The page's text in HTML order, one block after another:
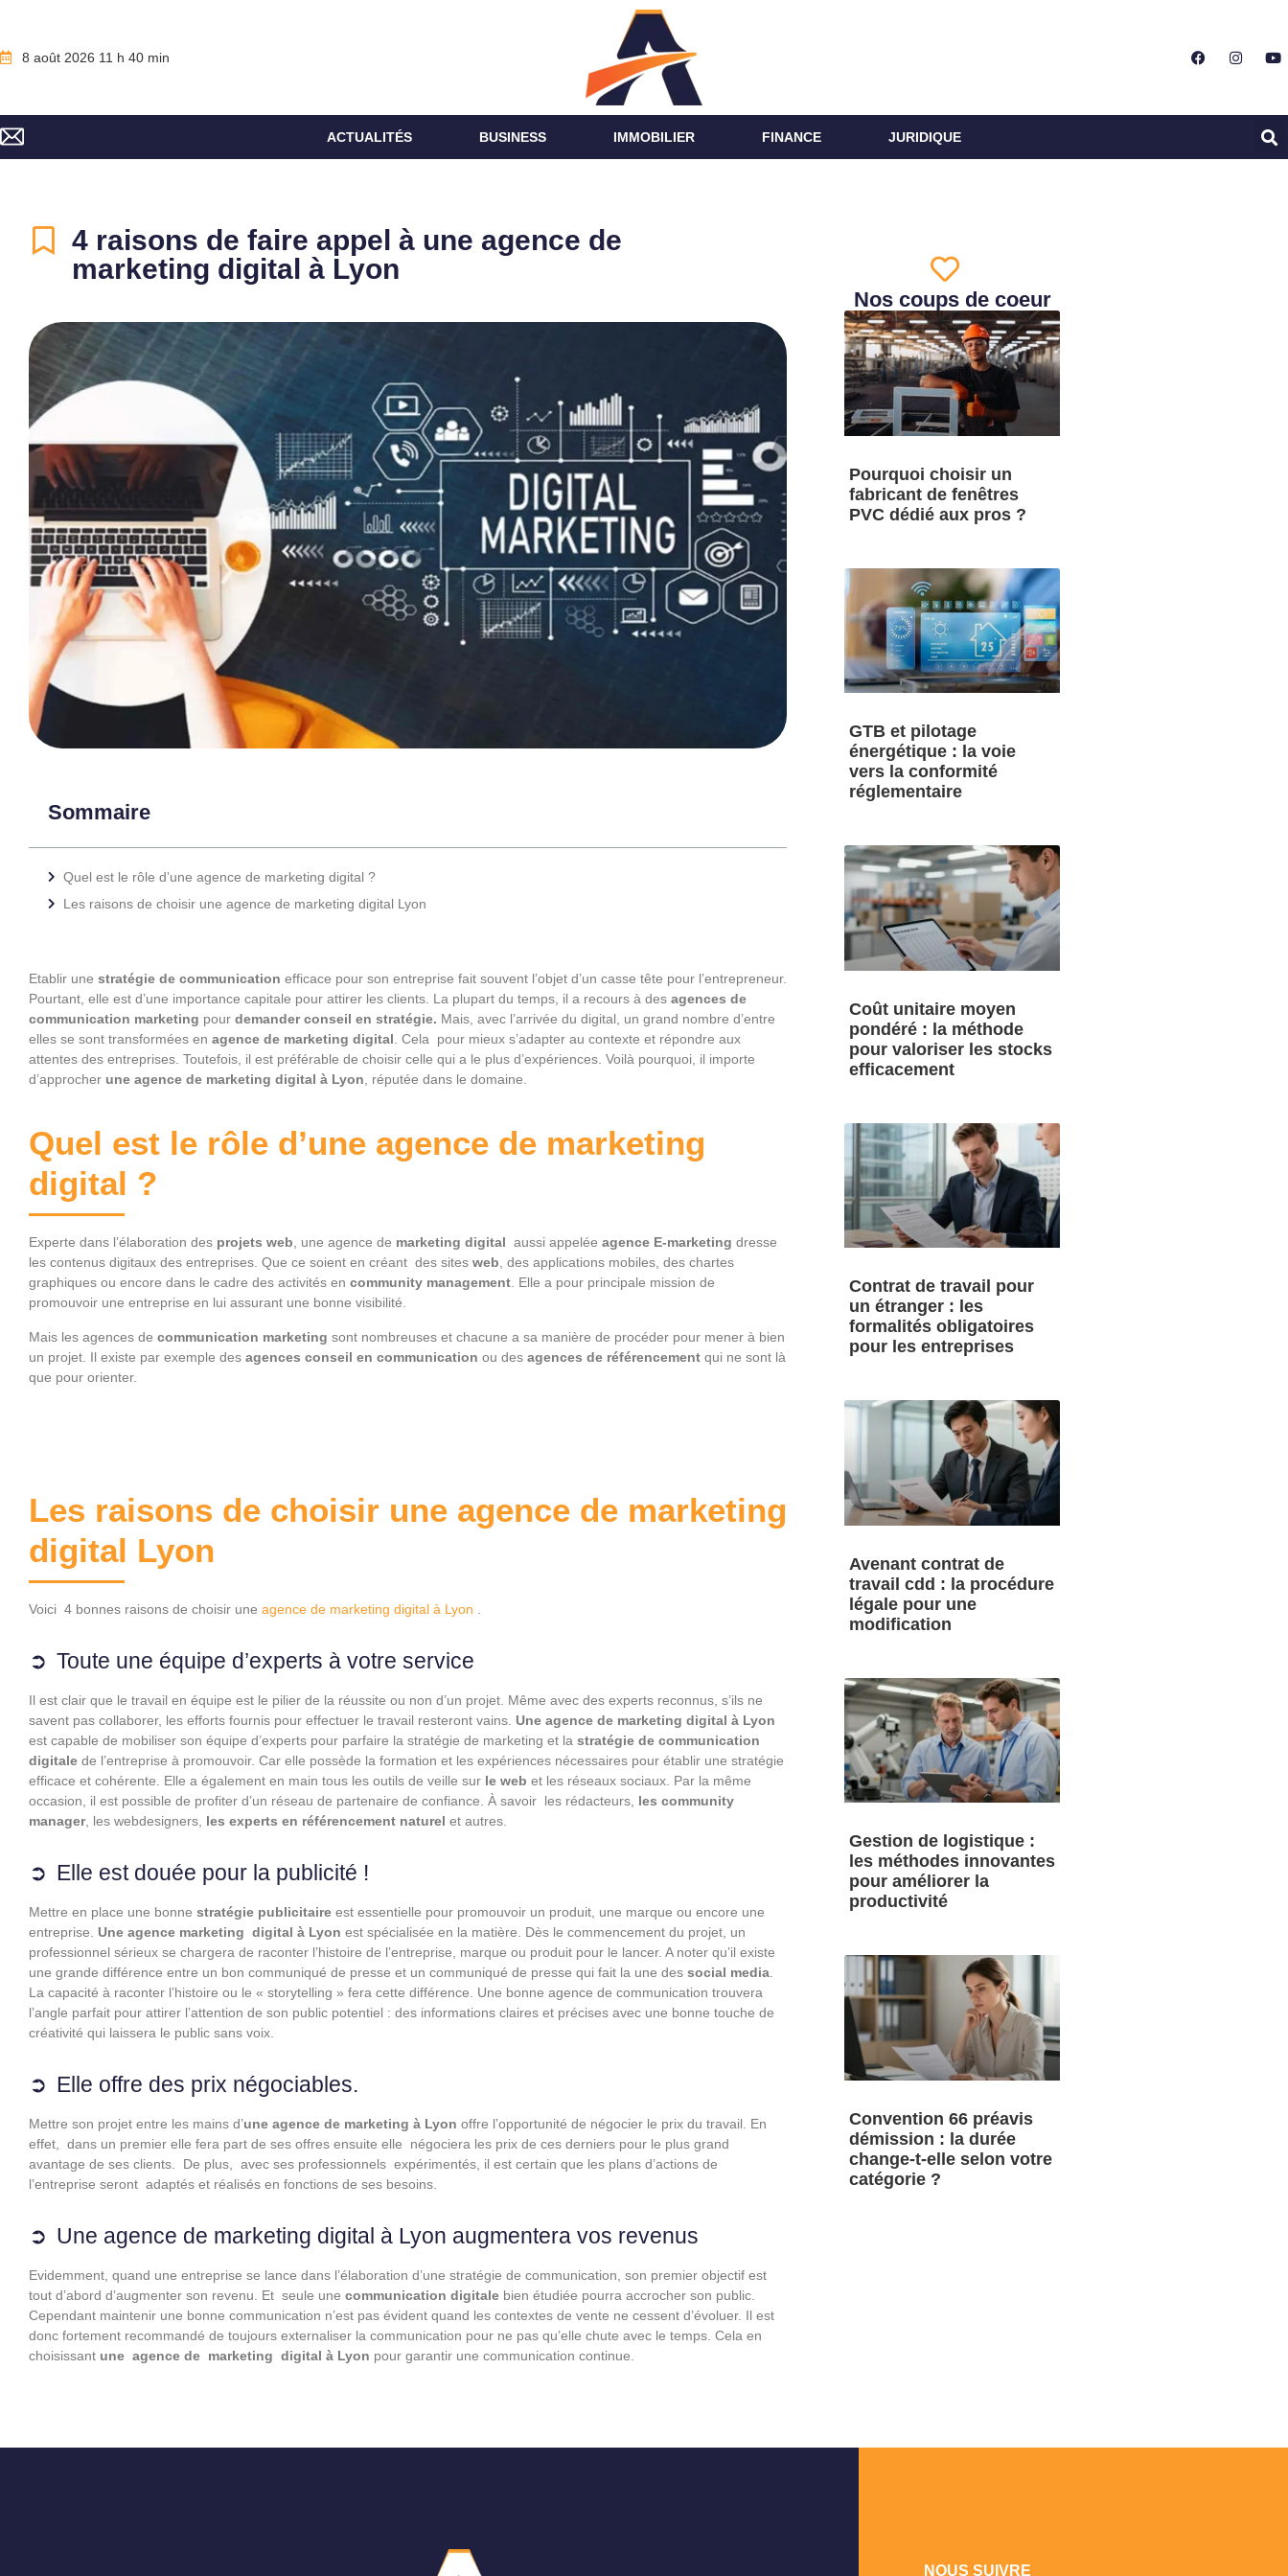
8 août 2026 11 h 40 min
ACTUALITÉS BUSINESS IMMOBILIER FINANCE JURIDIQUE
4 raisons de faire appel à une agence de
marketing digital à Lyon
Sommaire
Quel est le rôle d’une agence de marketing digital ?
Les raisons de choisir une agence de marketing digital Lyon
Etablir une stratégie de communication efficace pour son entreprise fait souvent l’objet d’un casse tête pour l’entrepreneur.
Pourtant, elle est d’une importance capitale pour attirer les clients. La plupart du temps, il a recours à des agences de
communication marketing pour demander conseil en stratégie. Mais, avec l’arrivée du digital, un grand nombre d’entre
elles se sont transformées en agence de marketing digital . Cela pour mieux s’adapter au contexte et répondre aux
attentes des entreprises. Toutefois, il est préférable de choisir celle qui a le plus d’expériences. Voilà pourquoi, il importe
d’approcher une agence de marketing digital à Lyon , réputée dans le domaine.
Quel est le rôle d’une agence de marketing
digital ?
Experte dans l’élaboration des projets web , une agence de marketing digital aussi appelée agence E-marketing dresse
les contenus digitaux des entreprises. Que ce soient en créant des sites web , des applications mobiles, des chartes
graphiques ou encore dans le cadre des activités en community management . Elle a pour principale mission de
promouvoir une entreprise en lui assurant une bonne visibilité.
Mais les agences de communication marketing sont nombreuses et chacune a sa manière de procéder pour mener à bien
un projet. Il existe par exemple des agences conseil en communication ou des agences de référencement qui ne sont là
que pour orienter.
Les raisons de choisir une agence de marketing
digital Lyon
Voici 4 bonnes raisons de choisir une agence de marketing digital à Lyon
Toute une équipe d’experts à votre service
Il est clair que le travail en équipe est le pilier de la réussite ou non d’un projet. Même avec des experts reconnus, s’ils ne
savent pas collaborer, les efforts fournis pour effectuer le travail resteront vains. Une agence de marketing digital à Lyon
est capable de mobiliser son équipe d’experts pour parfaire la stratégie de marketing et la stratégie de communication
digitale de l’entreprise à promouvoir. Car elle possède la formation et les expériences nécessaires pour établir une stratégie
efficace et cohérente. Elle a également en main tous les outils de veille sur le web et les réseaux sociaux. Par la même
occasion, il est possible de profiter d’un réseau de partenaire de confiance. À savoir les rédacteurs, les community
manager, les webdesigners, les experts en référencement naturel et autres.
Elle est douée pour la publicité !
Mettre en place une bonne stratégie publicitaire est essentielle pour promouvoir un produit, une marque ou encore une
entreprise. Une agence marketing digital à Lyon est spécialisée en la matière. Dès le commencement du projet, un
professionnel sérieux se chargera de raconter l’histoire de l’entreprise, marque ou produit pour le lancer. A noter qu’il existe
une grande différence entre un bon communiqué de presse et un communiqué de presse qui fait la une des social media
La capacité à raconter l’histoire ou le « storytelling » fera cette différence. Une bonne agence de communication trouvera
l’angle parfait pour attirer l’attention de son public potentiel : des informations claires et précises avec une bonne touche de
créativité qui laissera le public sans voix.
Elle offre des prix négociables.
Mettre son projet entre les mains d’une agence de marketing à Lyon offre l’opportunité de négocier le prix du travail. En
effet, dans un premier elle fera part de ses offres ensuite elle négociera les prix de ces derniers pour le plus grand
avantage de ses clients. De plus, avec ses professionnels expérimentés, il est certain que les plans d’actions de
l’entreprise seront adaptés et réalisés en fonctions de ses besoins.
Une agence de marketing digital à Lyon augmentera vos revenus
Evidemment, quand une entreprise se lance dans l’élaboration d’une stratégie de communication, son premier objectif est
tout d’abord d’augmenter son revenu. Et seule une communication digitale bien étudiée pourra accrocher son public.
Cependant maintenir une bonne communication n’est pas évident quand les contextes de vente ne cessent d’évoluer. Il est
donc fortement recommandé de toujours externaliser la communication pour ne pas qu’elle chute avec le temps. Cela en
choisissant une agence de marketing digital à Lyon pour garantir une communication continue.
Nos coups de coeur
Pourquoi choisir un
fabricant de fenêtres
PVC dédié aux pros ?
GTB et pilotage
énergétique : la voie
vers la conformité
réglementaire
Coût unitaire moyen
pondéré : la méthode
pour valoriser les stocks
efficacement
Contrat de travail pour
un étranger : les
formalités obligatoires
pour les entreprises
Avenant contrat de
travail cdd : la procédure
légale pour une
modification
Gestion de logistique :
les méthodes innovantes
pour améliorer la
productivité
Convention 66 préavis
démission : la durée
change-t-elle selon votre
catégorie ?
NOUS SUIVRE